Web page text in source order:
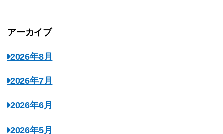
アーカイブ
2026年8月
2026年7月
2026年6月
2026年5月